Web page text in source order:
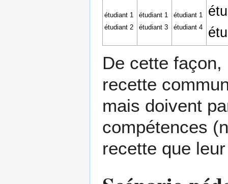
étudiant 1
étudiant 2
étudiant 1
étudiant 3
étudiant 1
étudiant 4
De cette
recette
mais doivent
compétences
recette que